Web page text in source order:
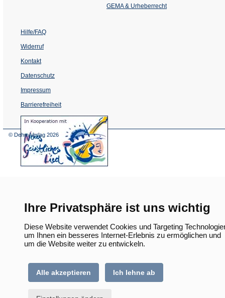
Ihre Privatsphäre ist uns wichtig
Diese Website verwendet Cookies und Targeting
um Ihnen ein besseres Internet-Erlebnis zu ermöglichen und
um die Website weiter zu entwickeln.
Alle akzeptieren Ich lehne ab
Tab)
GEMA & Urheberrecht
Hilfe/FAQ
Widerruf
Kontakt
Datenschutz
Impressum
Barrierefreiheit
(Öffnet
in
© Dehm Verlag 2026